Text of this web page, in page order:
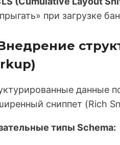
при загрузке
данные
сниппет (Rich
типы Schema: